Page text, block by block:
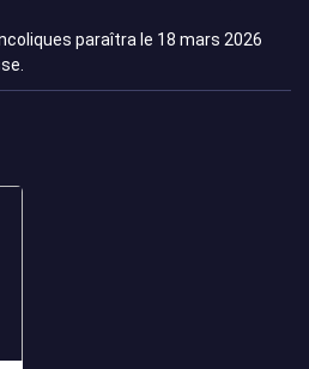
paraîtra le 18 mars 2026